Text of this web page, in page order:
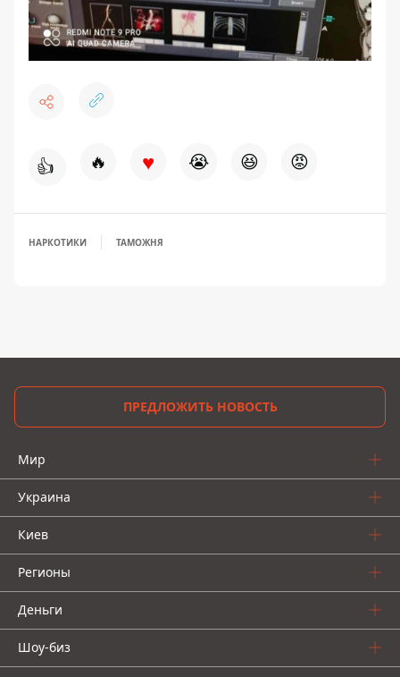
👍 🔥 ♥ 😭 😆 😡
НАРКОТИКИ ТАМОЖНЯ
ПРЕДЛОЖИТЬ НОВОСТЬ
Мир
Украина
Киев
Регионы
Деньги
Шоу-биз